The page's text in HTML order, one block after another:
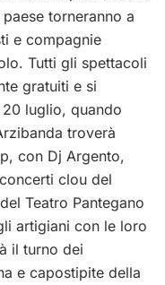
torneranno a
e compagnie
Tutti gli spettacoli
gratuiti e si
luglio, quando
troverà
con Dj Argento,
clou del
Teatro Pantegano
artigiani con le loro
il turno dei
e capostipite della